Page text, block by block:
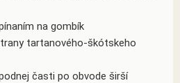
na gombík
tartanového-škótskeho
časti po obvode širší